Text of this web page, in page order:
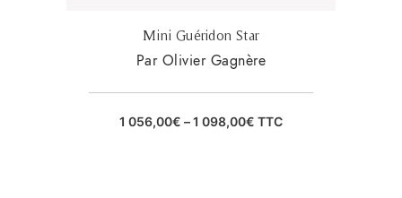
Mini Guéridon Star
Par Olivier Gagnère
1 056,00€ –1 098,00€ TTC